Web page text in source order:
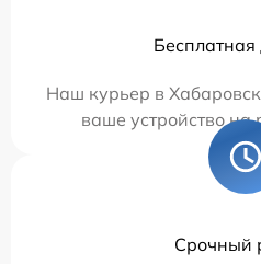
Бесплатная
Наш курьер в
ваше устройство на
Срочный